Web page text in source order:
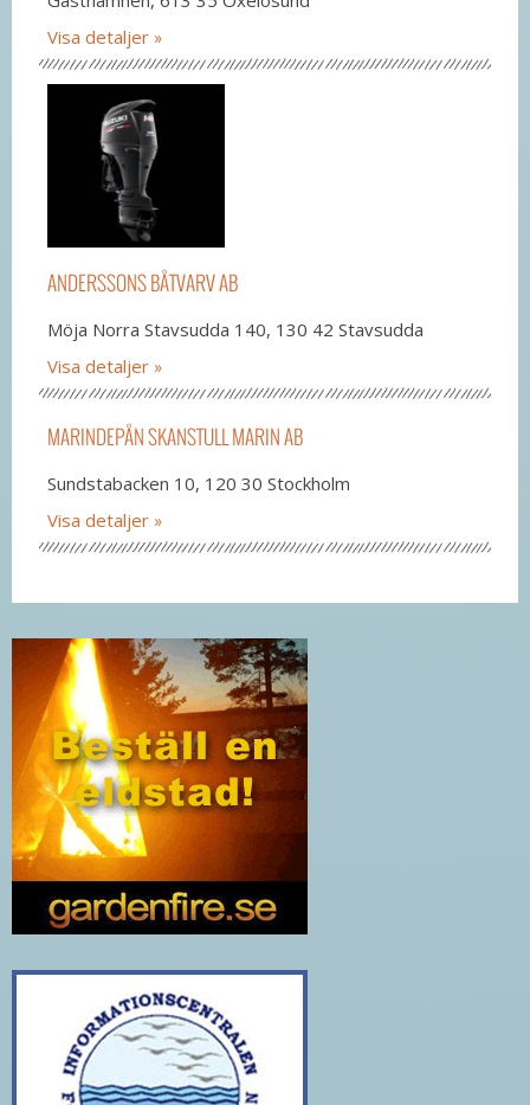
Visa detaljer
ANDERSSONS BÅTVARV AB
Möja Norra Stavsudda 140, 130 42 Stavsudda
Visa detaljer
MARINDEPÅN SKANSTULL MARIN AB
Sundstabacken 10, 120 30 Stockholm
Visa detaljer